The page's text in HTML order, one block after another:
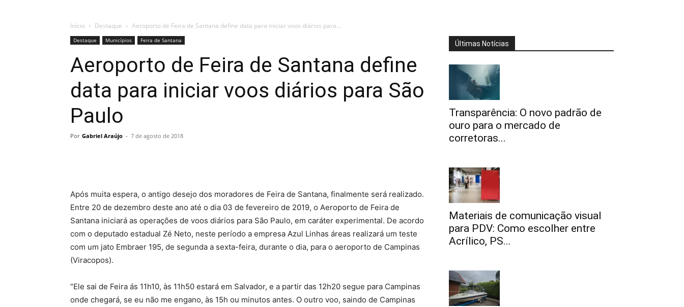
Início Destaque Aeroporto de Feira de Santana define data para iniciar voos diários para...
Destaque Municípios Feira de Santana
Aeroporto de Feira de Santana define
data para iniciar voos diários para São
Paulo
Por Gabriel Araújo - 7 de agosto de 2018
Após muita espera, o antigo desejo dos moradores de Feira de Santana, finalmente será realizado.
Entre 20 de dezembro deste ano até o dia 03 de fevereiro de 2019, o Aeroporto de Feira de
Santana iniciará as operações de voos diários para São Paulo, em caráter experimental. De acordo
com o deputado estadual Zé Neto, neste período a empresa Azul Linhas áreas realizará um teste
com um jato Embraer 195, de segunda a sexta-feira, durante o dia, para o aeroporto de Campinas
(Viracopos).
“Ele sai de Feira ás 11h10, às 11h50 estará em Salvador, e a partir das 12h20 segue para Campinas
onde chegará, se eu não me engano, às 15h ou minutos antes. O outro voo, saindo de Campinas
Últimas Notícias
Transparência: O novo padrão de
ouro para o mercado de
corretoras...
Materiais de comunicação visual
para PDV: Como escolher entre
Acrílico, PS...